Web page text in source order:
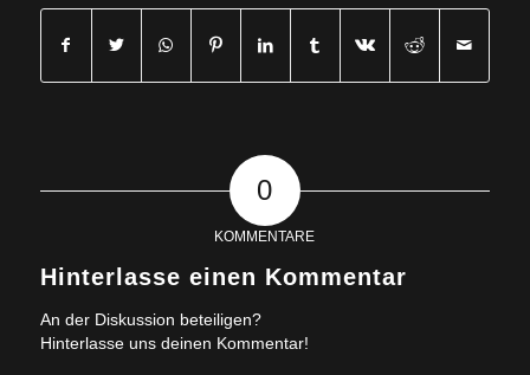
0
KOMMENTARE
Hinterlasse einen Kommentar
An der Diskussion beteiligen?
Hinterlasse uns deinen Kommentar!